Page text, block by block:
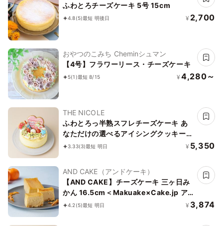
ふわとろチーズケーキ 5号 15cm
4.8(5)最短 明後日 ¥ 2,700
おやつのこみち Cheminシュマン
【4号】フラワーリース・チーズケーキ
5(1)最短 8/15 ¥ 4,280～
THE NICOLE
ふわとろっ半熟スフレチーズケーキ あ
なただけの選べるアイシングクッキーケ
ーキ 5号 選んで楽しい！！ ＊アイシン
3.33(3)最短 明日 ¥ 5,350
AND CAKE（アンドケーキ）
【AND CAKE】チーズケーキ 三ヶ日み
かん 16.5cm＜Makuake×Cake.jp ア
タラシイケーキ発見プロジェクト＞
4.2(5)最短 明日 ¥ 3,874